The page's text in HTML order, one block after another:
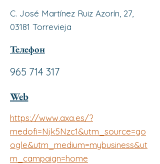
C. José Martínez Ruiz Azorín, 27,
03181 Torrevieja
Телефон
965 714 317
Web
https://www.axa.es/?
medofi=Njk5Nzc1&utm_source=go
ogle&utm_medium=mybusiness&ut
m_campaign=home